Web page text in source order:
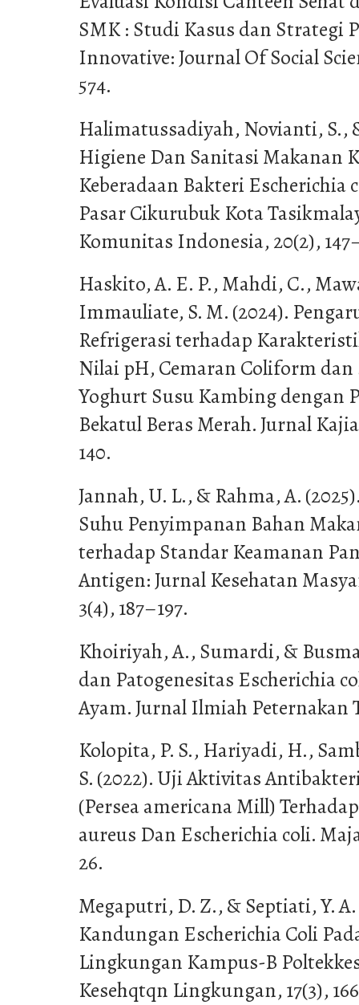
SMK : Studi Kasus dan Strategi
Innovative: Journal Of Social
574.
Halimatussadiyah, Novianti, S.,
Higiene Dan Sanitasi Makanan
Keberadaan Bakteri Escherichia
Pasar Cikurubuk Kota
Komunitas Indonesia, 20(2),
Haskito, A. E. P., Mahdi, C.,
Immauliate, S. M. (2024).
Refrigerasi terhadap
Nilai pH, Cemaran Coliform dan
Yoghurt Susu Kambing dengan
Bekatul Beras Merah. Jurnal
140.
Jannah, U. L., & Rahma, A.
Suhu Penyimpanan Bahan
terhadap Standar Keamanan
Antigen: Jurnal Kesehatan
3(4), 187–197.
Khoiriyah, A., Sumardi, &
dan Patogenesitas Escherichia
Ayam. Jurnal Ilmiah Peternakan
Kolopita, P. S., Hariyadi, H.,
S. (2022). Uji Aktivitas
(Persea americana Mill)
aureus Dan Escherichia coli.
26.
Megaputri, D. Z., & Septiati, Y.
Kandungan Escherichia Coli
Lingkungan Kampus-B
Kesehqtqn Lingkungan, 17(3),